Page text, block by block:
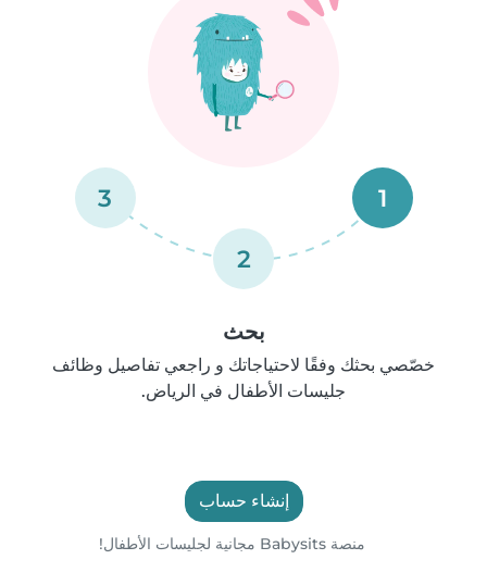
1
2
3
بحث
خصّصي بحثك وفقًا لاحتياجاتك و راجعي تفاصيل وظائف
جليسات الأطفال في الرياض.
إنشاء حساب
منصة Babysits مجانية لجليسات الأطفال!